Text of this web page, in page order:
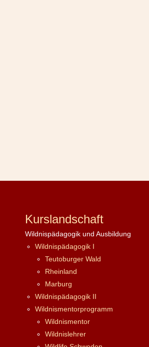
Kurslandschaft
Wildnispädagogik und Ausbildung
Wildnispädagogik I
Teutoburger Wald
Rheinland
Marburg
Wildnispädagogik II
Wildnismentorprogramm
Wildnismentor
Wildnislehrer